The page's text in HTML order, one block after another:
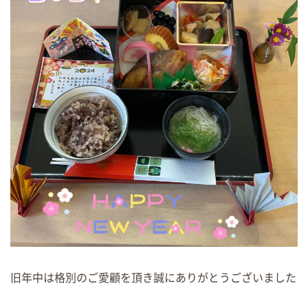
旧年中は格別のご愛顧を頂き誠にありがとうございました